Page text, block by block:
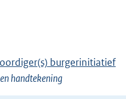
burgerinitiatief
handtekening